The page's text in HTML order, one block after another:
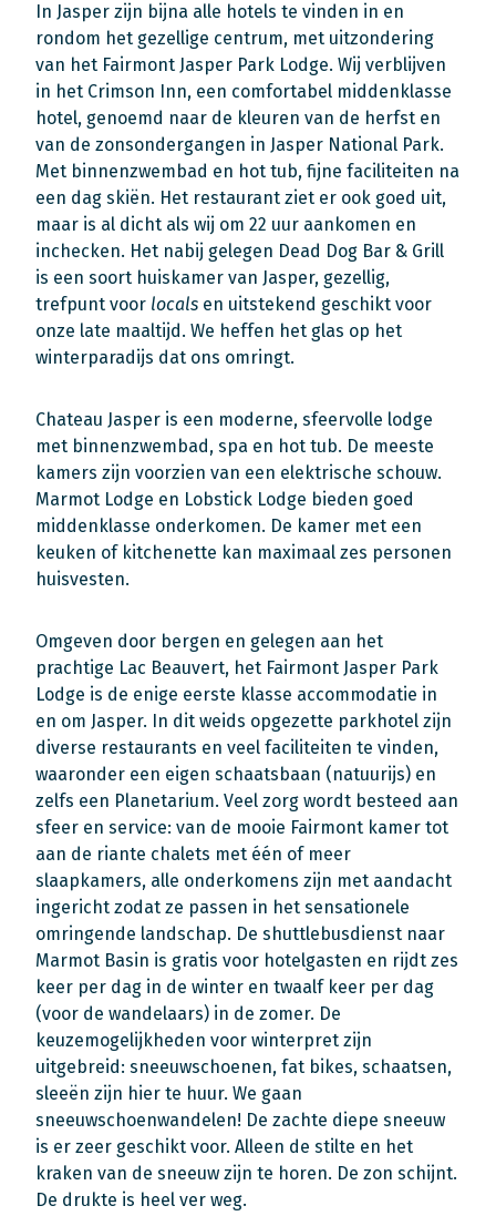
In Jasper zijn bijna alle hotels te vinden in en
rondom het gezellige centrum, met uitzondering
van het Fairmont Jasper Park Lodge. Wij verblijven
in het Crimson Inn, een comfortabel middenklasse
hotel, genoemd naar de kleuren van de herfst en
van de zonsondergangen in Jasper National Park.
Met binnenzwembad en hot tub, fijne faciliteiten na
een dag skiën. Het restaurant ziet er ook goed uit,
maar is al dicht als wij om 22 uur aankomen en
inchecken. Het nabij gelegen Dead Dog Bar & Grill
is een soort huiskamer van Jasper, gezellig,
trefpunt voor locals en uitstekend geschikt voor
onze late maaltijd. We heffen het glas op het
winterparadijs dat ons omringt.
Chateau Jasper is een moderne, sfeervolle lodge
met binnenzwembad, spa en hot tub. De meeste
kamers zijn voorzien van een elektrische schouw.
Marmot Lodge en Lobstick Lodge bieden goed
middenklasse onderkomen. De kamer met een
keuken of kitchenette kan maximaal zes personen
huisvesten.
Omgeven door bergen en gelegen aan het
prachtige Lac Beauvert, het Fairmont Jasper Park
Lodge is de enige eerste klasse accommodatie in
en om Jasper. In dit weids opgezette parkhotel zijn
diverse restaurants en veel faciliteiten te vinden,
waaronder een eigen schaatsbaan (natuurijs) en
zelfs een Planetarium. Veel zorg wordt besteed aan
sfeer en service: van de mooie Fairmont kamer tot
aan de riante chalets met één of meer
slaapkamers, alle onderkomens zijn met aandacht
ingericht zodat ze passen in het sensationele
omringende landschap. De shuttlebusdienst naar
Marmot Basin is gratis voor hotelgasten en rijdt zes
keer per dag in de winter en twaalf keer per dag
(voor de wandelaars) in de zomer. De
keuzemogelijkheden voor winterpret zijn
uitgebreid: sneeuwschoenen, fat bikes, schaatsen,
sleeën zijn hier te huur. We gaan
sneeuwschoenwandelen! De zachte diepe sneeuw
is er zeer geschikt voor. Alleen de stilte en het
kraken van de sneeuw zijn te horen. De zon schijnt.
De drukte is heel ver weg.